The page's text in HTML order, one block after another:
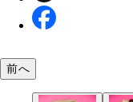
前へ